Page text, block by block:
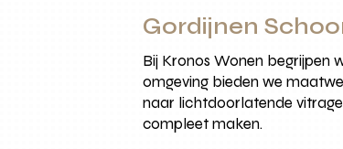
Gordijnen
Bij Kronos Wonen begrijpen
omgeving bieden we
naar lichtdoorlatende
compleet maken.